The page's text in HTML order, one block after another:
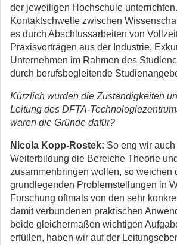
der jeweiligen Hochschule
Kontaktschwelle zwischen
es durch Abschlussarbeiten von
Praxisvorträgen aus der Industrie,
Unternehmen im Rahmen des
durch berufsbegleitende
Kürzlich wurden die Zuständigkeiten
Leitung des DFTA-
waren die Gründe dafür?
Nicola Kopp-Rostek: So eng wir
Weiterbildung die Bereiche Theorie
zusammenbringen wollen, so weichen
grundlegenden Problemstellungen in
Forschung oftmals von den sehr
damit verbundenen praktischen
beide gleichermaßen wichtigen
erfüllen, haben wir auf der